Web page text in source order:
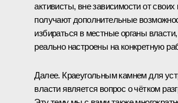
активисты, вне зависимости от своих
получают дополнительные
избираться в местные органы
реально настроены на конкретную
Далее. Краеугольным камнем для
власти является вопрос о чётком